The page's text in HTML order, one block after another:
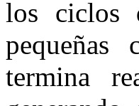
los ciclos
pequeñas
termina